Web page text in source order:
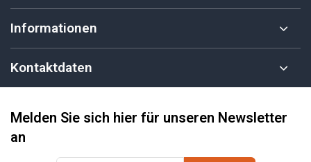
Informationen
Kontaktdaten
Melden Sie sich hier für unseren Newsletter
an